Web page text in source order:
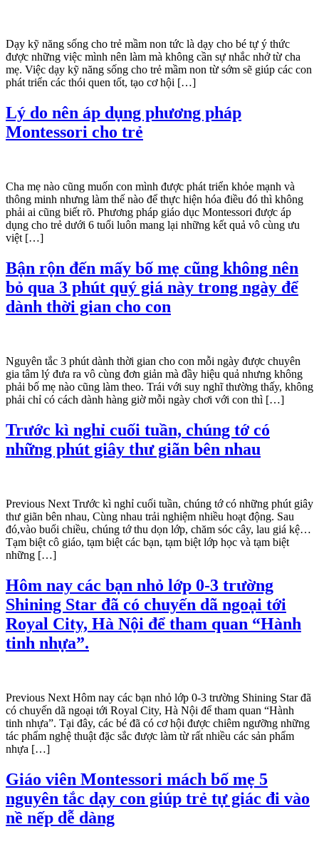
Dạy kỹ năng sống cho trẻ mầm non tức là dạy cho bé tự ý thức
được những việc mình nên làm mà không cần sự nhắc nhở từ cha
mẹ. Việc dạy kỹ năng sống cho trẻ mầm non từ sớm sẽ giúp các con
phát triển các thói quen tốt, tạo cơ hội […]
Lý do nên áp dụng phương pháp
Montessori cho trẻ
Cha mẹ nào cũng muốn con mình được phát triển khỏe mạnh và
thông minh nhưng làm thế nào để thực hiện hóa điều đó thì không
phải ai cũng biết rõ. Phương pháp giáo dục Montessori được áp
dụng cho trẻ dưới 6 tuổi luôn mang lại những kết quả vô cùng ưu
việt […]
Bận rộn đến mấy bố mẹ cũng không nên
bỏ qua 3 phút quý giá này trong ngày để
dành thời gian cho con
Nguyên tắc 3 phút dành thời gian cho con mỗi ngày được chuyên
gia tâm lý đưa ra vô cùng đơn giản mà đầy hiệu quả nhưng không
phải bố mẹ nào cũng làm theo. Trái với suy nghĩ thường thấy, không
phải chỉ có cách dành hàng giờ mỗi ngày chơi với con thì […]
Trước kì nghỉ cuối tuần, chúng tớ có
những phút giây thư giãn bên nhau
Previous Next Trước kì nghỉ cuối tuần, chúng tớ có những phút giây
thư giãn bên nhau, Cùng nhau trải nghiệm nhiều hoạt động. Sau
đó,vào buổi chiều, chúng tớ thu dọn lớp, chăm sóc cây, lau giá kệ…
Tạm biệt cô giáo, tạm biệt các bạn, tạm biệt lớp học và tạm biệt
những […]
Hôm nay các bạn nhỏ lớp 0-3 trường
Shining Star đã có chuyến dã ngoại tới
Royal City, Hà Nội để tham quan “Hành
tinh nhựa”.
Previous Next Hôm nay các bạn nhỏ lớp 0-3 trường Shining Star đã
có chuyến dã ngoại tới Royal City, Hà Nội để tham quan “Hành
tinh nhựa”. Tại đây, các bé đã có cơ hội được chiêm ngưỡng những
tác phẩm nghệ thuật đặc sắc được làm từ rất nhiều các sản phẩm
nhựa […]
Giáo viên Montessori mách bố mẹ 5
nguyên tắc dạy con giúp trẻ tự giác đi vào
nề nếp dễ dàng